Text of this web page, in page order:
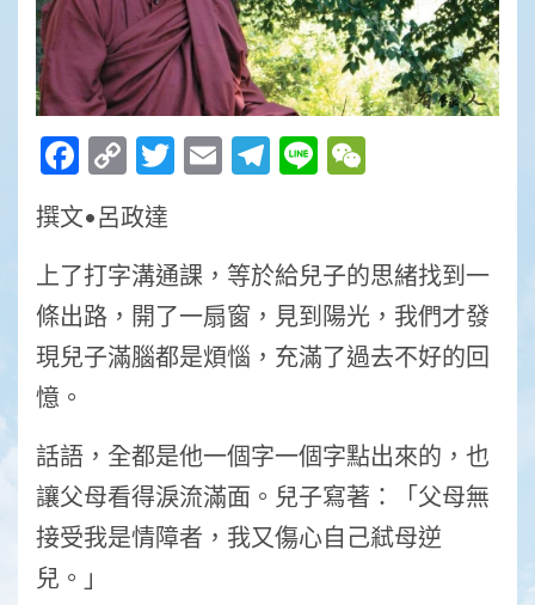
Facebook
Copy
Link
Twitter
EmailTelegram
Line
撰文•呂政達
上了打字溝通課，等於給兒子的思緒找到一
條出路，開了一扇窗，見到陽光，我們才發
現兒子滿腦都是煩惱，充滿了過去不好的回
憶。
話語，全都是他一個字一個字點出來的，也
讓父母看得淚流滿面。兒子寫著：「父母無
接受我是情障者，我又傷心自己弒母逆
兒。」